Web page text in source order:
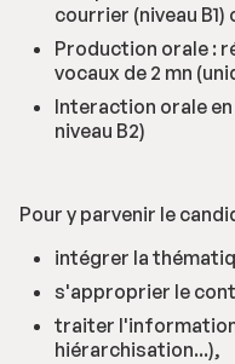
courrier (niveau B1)
Production orale :
vocaux de 2 mn
Interaction orale
niveau B2)
Pour y parvenir le
intégrer la
s'approprier le
traiter
hiérarchisation...),